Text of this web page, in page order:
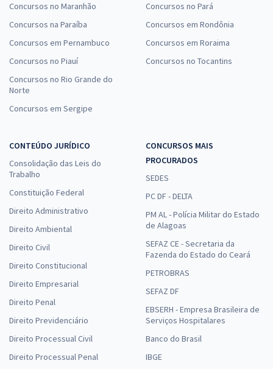
Concursos no Maranhão
Concursos na Paraíba
Concursos em Pernambuco
Concursos no Piauí
Concursos no Rio Grande do
Norte
Concursos em Sergipe
Concursos no Pará
Concursos em Rondônia
Concursos em Roraima
Concursos no Tocantins
CONTEÚDO JURÍDICO
Consolidação das Leis do
Trabalho
Constituição Federal
Direito Administrativo
Direito Ambiental
Direito Civil
Direito Constitucional
Direito Empresarial
Direito Penal
Direito Previdenciário
Direito Processual Civil
Direito Processual Penal
CONCURSOS MAIS
PROCURADOS
SEDES
PC DF - DELTA
PM AL - Polícia Militar do Estado
de Alagoas
SEFAZ CE - Secretaria da
Fazenda do Estado do Ceará
PETROBRAS
SEFAZ DF
EBSERH - Empresa Brasileira de
Serviços Hospitalares
Banco do Brasil
IBGE